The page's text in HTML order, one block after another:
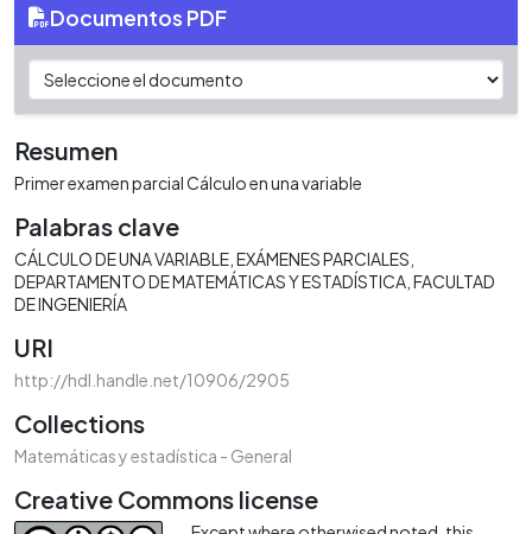
Documentos PDF
Resumen
Primer examen parcial Cálculo en una variable
Palabras clave
CÁLCULO DE UNA VARIABLE EXÁMENES PARCIALES
DEPARTAMENTO DE MATEMÁTICAS Y ESTADÍSTICA FACULTAD
DE INGENIERÍA
URI
http://hdl.handle.net/10906/2905
Collections
Matemáticas y estadística - General
Creative Commons license